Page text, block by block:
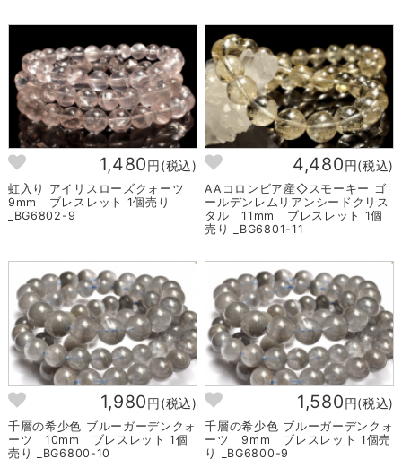
1,480円(税込)
虹入り アイリスローズクォーツ
9mm ブレスレット 1個売り
_BG6802-9
4,480円(税込)
AAコロンビア産◇スモーキー ゴ
ールデンレムリアンシードクリス
タル 11mm ブレスレット 1個
売り _BG6801-11
1,980円(税込)
千層の希少色 ブルーガーデンクォ
ーツ 10mm ブレスレット 1個
売り _BG6800-10
1,580円(税込)
千層の希少色 ブルーガーデンクォ
ーツ 9mm ブレスレット 1個売
り _BG6800-9